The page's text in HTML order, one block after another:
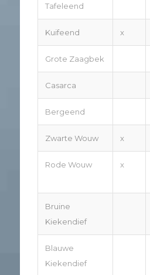
Tafeleend
Kuifeend x
Grote Zaagbek
Casarca
Bergeend
Zwarte Wouw x
Rode Wouw x
Bruine
Kiekendief
Blauwe
Kiekendief